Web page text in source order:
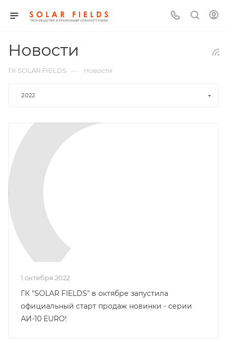
Новости
ГК SOLAR FIELDS — Новости
2022
1 октября 2022
ГК "SOLAR FIELDS" в октябре запустила
официальный старт продаж новинки - серии
АИ-10 EURO!